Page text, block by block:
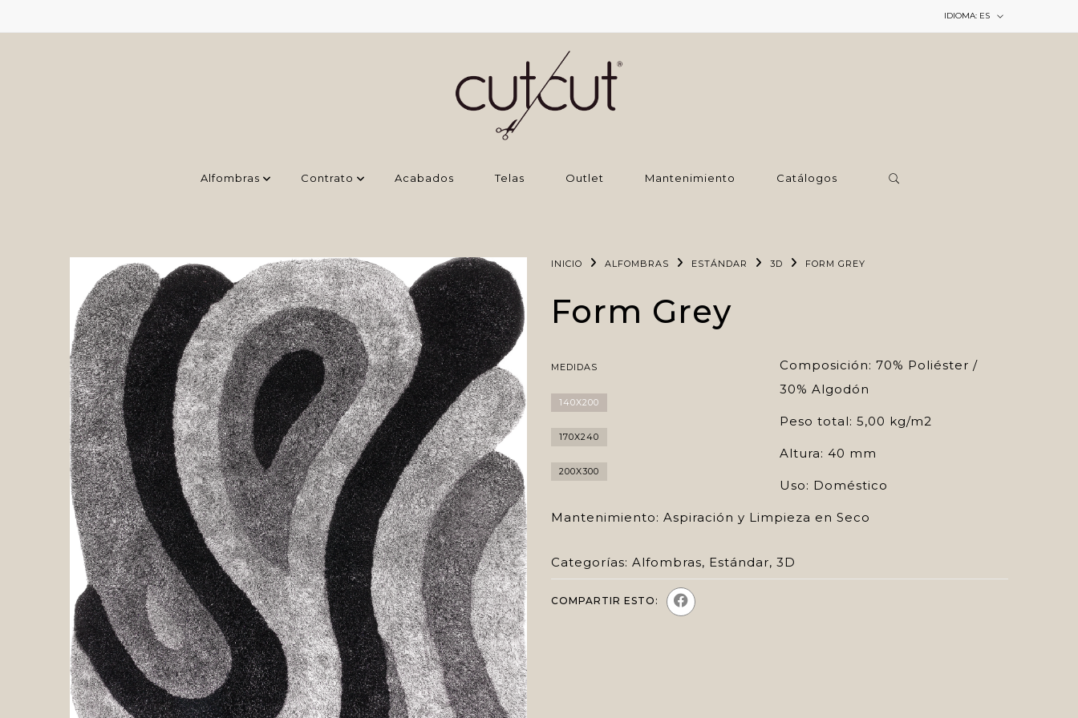
IDIOMA: ES
Alfombras Contrato Acabados Telas Outlet Mantenimiento Catálogos
INICIO ALFOMBRAS ESTÁNDAR 3D FORM GREY
Form Grey
MEDIDAS
140X200
170X240
200X300
Composición: 70% Poliéster /
30% Algodón
Peso total: 5,00 kg/m2
Altura: 40 mm
Uso: Doméstico
Mantenimiento: Aspiración y Limpieza en Seco
Categorías: Alfombras, Estándar, 3D
COMPARTIR ESTO: